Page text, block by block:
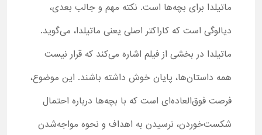
ماتیلدا برای بچه‌ها است. نکته مهم و جالب بعدی،
دیالوگی است که کاراکتر اصلی یعنی ماتیلدا، می‌گوید.
ماتیلدا در بخشی از فیلم اشاره می‌کند که قرار نیست
همه داستان‌ها، پایان خوش داشته باشند. این موضوع،
فرصت فوق‌العاده‌ای است که با بچه‌ها درباره احتمال
شکست‌خوردن، نرسیدن به اهداف و نحوه مواجه‌شدن